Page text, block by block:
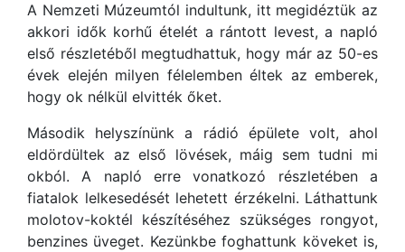
A Nemzeti Múzeumtól indultunk, itt megidéztük az
akkori idők korhű ételét a rántott levest, a napló
első részletéből megtudhattuk, hogy már az 50-es
évek elején milyen félelemben éltek az emberek,
hogy ok nélkül elvitték őket.
Második helyszínünk a rádió épülete volt, ahol
eldördültek az első lövések, máig sem tudni mi
okból. A napló erre vonatkozó részletében a
fiatalok lelkesedését lehetett érzékelni. Láthattunk
molotov-koktél készítéséhez szükséges rongyot,
benzines üveget. Kezünkbe foghattunk köveket is,